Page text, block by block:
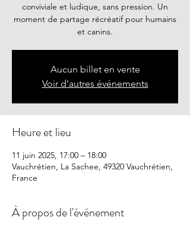
conviviale et ludique, sans pression. Un
moment de partage récréatif pour humains
et canins.
Aucun billet en vente
Voir d'autres événements
Heure et lieu
11 juin 2025, 17:00 – 18:00
Vauchrétien, La Sachee, 49320 Vauchrétien,
France
À propos de l'événement